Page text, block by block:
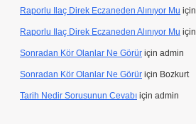
Raporlu Ilaç Direk Eczaneden Alınıyor Mu için
Raporlu Ilaç Direk Eczaneden Alınıyor Mu için
Sonradan Kör Olanlar Ne Görür için admin
Sonradan Kör Olanlar Ne Görür için Bozkurt
Tarih Nedir Sorusunun Cevabı için admin